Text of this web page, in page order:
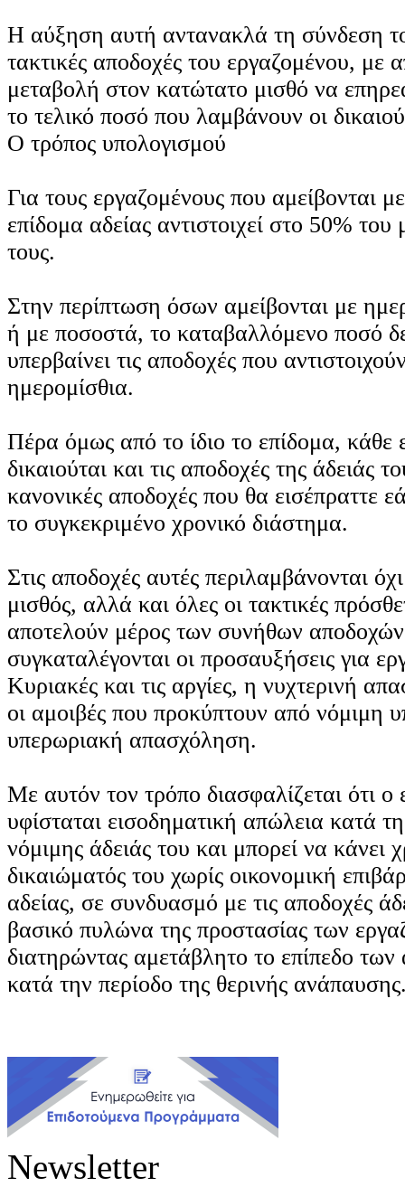
Η αύξηση αυτή αντανακλά τη σύνδεση
τακτικές αποδοχές του εργαζομένου, με
μεταβολή στον κατώτατο μισθό να
το τελικό ποσό που λαμβάνουν οι
Ο τρόπος υπολογισμού
Για τους εργαζομένους που αμείβονται
επίδομα αδείας αντιστοιχεί στο 50% του
τους.
Στην περίπτωση όσων αμείβονται με
ή με ποσοστά, το καταβαλλόμενο ποσό
υπερβαίνει τις αποδοχές που
ημερομίσθια.
Πέρα όμως από το ίδιο το επίδομα, κάθε
δικαιούται και τις αποδοχές της άδειάς
κανονικές αποδοχές που θα εισέπραττε
το συγκεκριμένο χρονικό διάστημα.
Στις αποδοχές αυτές περιλαμβάνονται
μισθός, αλλά και όλες οι τακτικές
αποτελούν μέρος των συνήθων
συγκαταλέγονται οι προσαυξήσεις για
Κυριακές και τις αργίες, η νυχτερινή
οι αμοιβές που προκύπτουν από νόμιμη
υπερωριακή απασχόληση.
Με αυτόν τον τρόπο διασφαλίζεται ότι ο
υφίσταται εισοδηματική απώλεια κατά
νόμιμης άδειάς του και μπορεί να κάνει
δικαιώματός του χωρίς οικονομική
αδείας, σε συνδυασμό με τις αποδοχές
βασικό πυλώνα της προστασίας των
διατηρώντας αμετάβλητο το επίπεδο
κατά την περίοδο της θερινής
Newsletter